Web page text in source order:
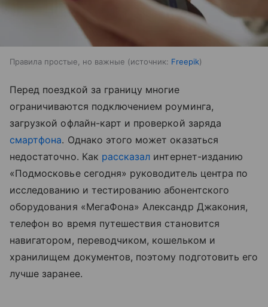
Правила простые, но важные источник: Freepik
Перед поездкой за границу многие
ограничиваются подключением роуминга,
загрузкой офлайн-карт и проверкой заряда
смартфона. Однако этого может оказаться
недостаточно. Как рассказал интернет-изданию
«Подмосковье сегодня» руководитель центра по
исследованию и тестированию абонентского
оборудования «МегаФона» Александр Джакония,
телефон во время путешествия становится
навигатором, переводчиком, кошельком и
хранилищем документов, поэтому подготовить его
лучше заранее.